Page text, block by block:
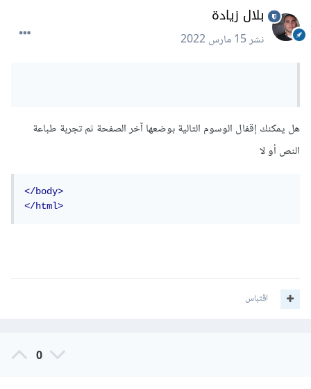
بلال زيادة
نشر15 مارس 2022
هل يمكنك إقفال الوسوم التالية بوضعها آخر الصفحة ثم تجربة طباعة
النص أو لا
</body>
</html>
اقتباس
0